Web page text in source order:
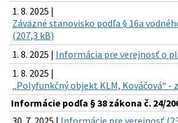
1. 8. 2025 |
Záväzné stanovisko podľa § 16a
(207,3 kB)
1. 8. 2025 | Informácia pre verejnosť o
1. 8. 2025 |
„Polyfunkčný objekt KLM, Kováčová“
Informácie podľa § 38 zákona č. 24/
30. 7. 2025 | Informácie pre verejnosť